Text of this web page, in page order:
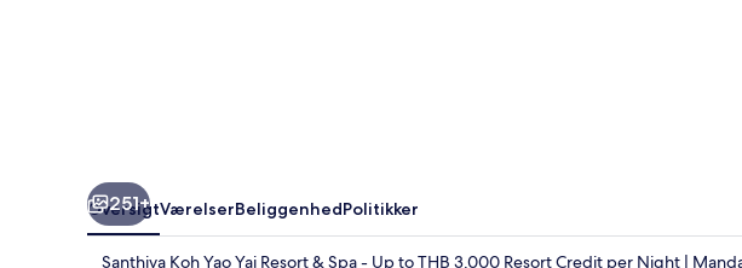
Credit
per
Night
251+
OversigtVærelserBeliggenhedPolitikker
Santhiya Koh Yao Yai Resort & Spa - Up to THB 3,000 Resort Credit per Night |